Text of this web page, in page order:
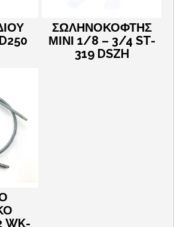
ΣΩΛΗΝΟΚΟΦΤΗΣ
ΜΙΝΙ 1/8 – 3/4 ST-
319 DSZH